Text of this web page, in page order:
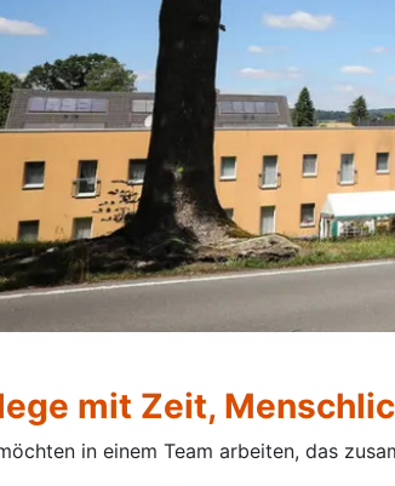
mit Zeit,
in einem Team arbeiten, das